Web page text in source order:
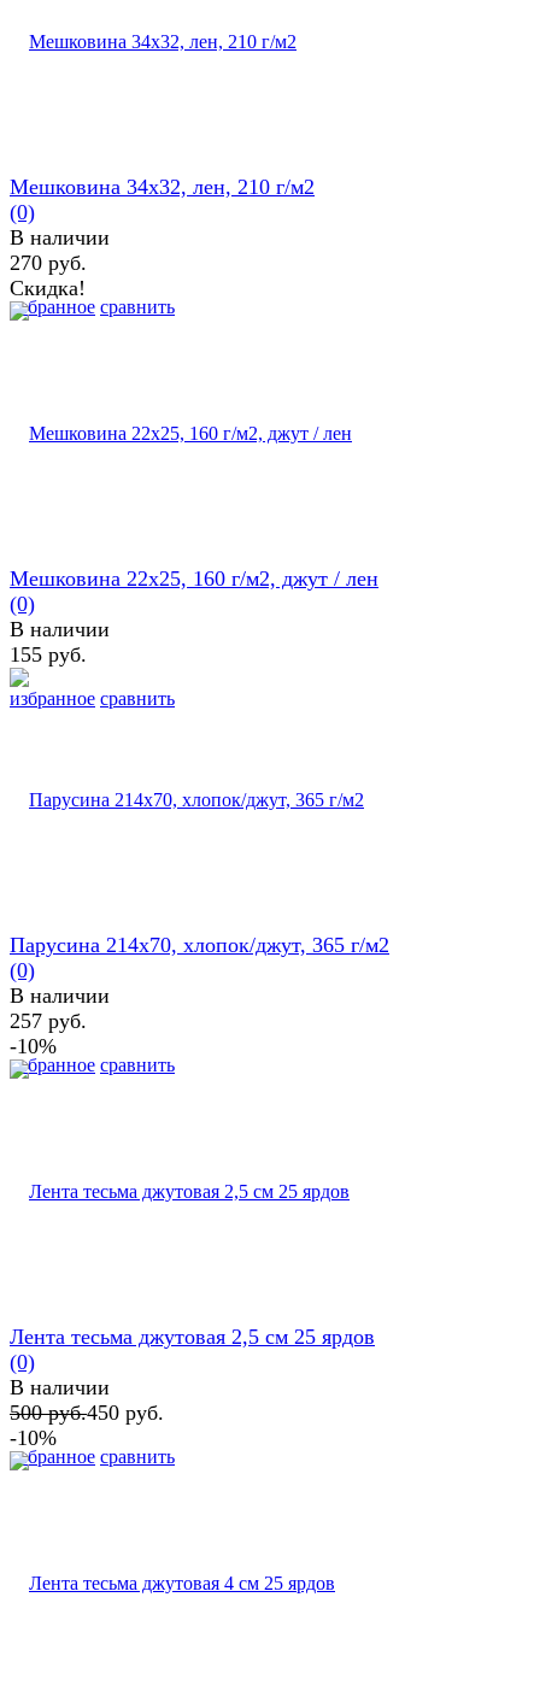
избранное сравнить
Мешковина 34х32, лен, 210 г/м2
(0)
В наличии
270 руб.
Скидка!
избранное сравнить
Мешковина 22х25, 160 г/м2, джут / лен
(0)
В наличии
155 руб.
избранное сравнить
Парусина 214х70, хлопок/джут, 365 г/м2
(0)
В наличии
257 руб.
-10%
избранное сравнить
Лента тесьма джутовая 2,5 см 25 ярдов
(0)
В наличии
500 руб.450 руб.
-10%